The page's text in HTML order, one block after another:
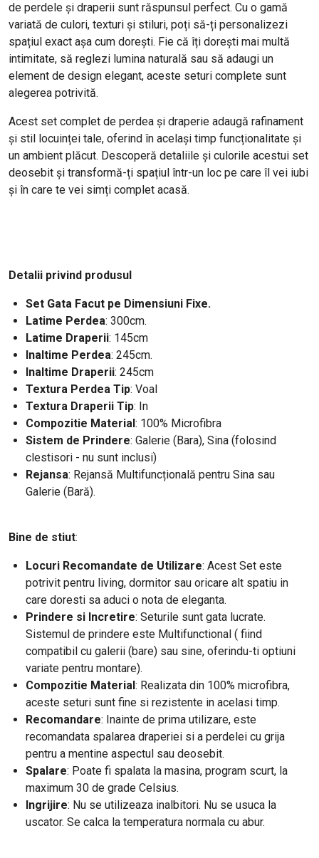
de perdele și draperii sunt răspunsul perfect. Cu o gamă
variată de culori, texturi și stiluri, poți să-ți personalizezi
spațiul exact așa cum dorești. Fie că îți dorești mai multă
intimitate, să reglezi lumina naturală sau să adaugi un
element de design elegant, aceste seturi complete sunt
alegerea potrivită.
Acest set complet de perdea și draperie adaugă rafinament
și stil locuinței tale, oferind în același timp funcționalitate și
un ambient plăcut. Descoperă detaliile și culorile acestui set
deosebit și transformă-ți spațiul într-un loc pe care îl vei iubi
și în care te vei simți complet acasă.
Detalii privind produsul
Set Gata Facut pe Dimensiuni Fixe.
Latime Perdea: 300cm.
Latime Draperii: 145cm
Inaltime Perdea: 245cm.
Inaltime Draperii: 245cm
Textura Perdea Tip: Voal
Textura Draperii Tip: In
Compozitie Material: 100% Microfibra
Sistem de Prindere: Galerie (Bara), Sina (folosind
clestisori - nu sunt inclusi)
Rejansa: Rejansă Multifuncțională pentru Sina sau
Galerie (Bară).
Bine de stiut:
Locuri Recomandate de Utilizare: Acest Set este
potrivit pentru living, dormitor sau oricare alt spatiu in
care doresti sa aduci o nota de eleganta.
Prindere si Incretire: Seturile sunt gata lucrate.
Sistemul de prindere este Multifunctional ( fiind
compatibil cu galerii (bare) sau sine, oferindu-ti optiuni
variate pentru montare).
Compozitie Material: Realizata din 100% microfibra,
aceste seturi sunt fine si rezistente in acelasi timp.
Recomandare: Inainte de prima utilizare, este
recomandata spalarea draperiei si a perdelei cu grija
pentru a mentine aspectul sau deosebit.
Spalare: Poate fi spalata la masina, program scurt, la
maximum 30 de grade Celsius.
Ingrijire: Nu se utilizeaza inalbitori. Nu se usuca la
uscator. Se calca la temperatura normala cu abur.